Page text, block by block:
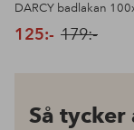
125:- 179:-
Så tycker